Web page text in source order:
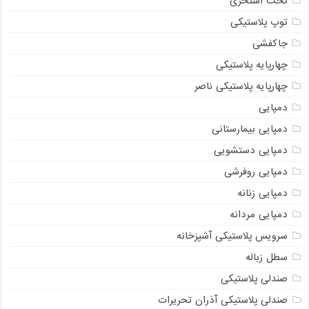
توپ پلاستیکی
جاکفشی
چهارپایه پلاستیکی
چهارپایه پلاستیکی ناصر
دمپایی
دمپایی بیمارستانی
دمپایی دستشویی
دمپایی روفرشی
دمپایی زنانه
دمپایی مردانه
سرویس پلاستیکی آشپزخانه
سطل زباله
صندلی پلاستیکی
صندلی پلاستیکی آذران تحریرات